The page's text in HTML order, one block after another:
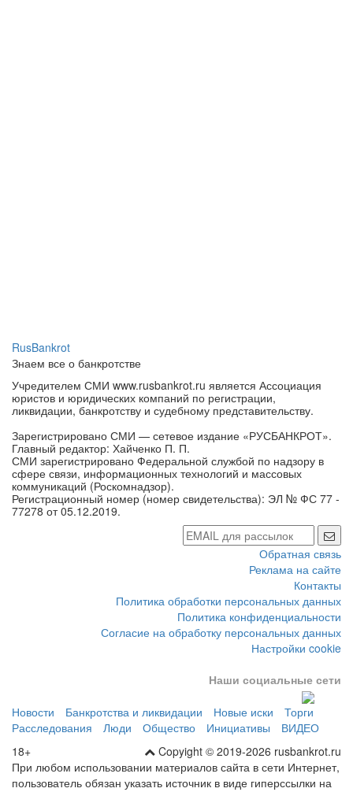
RusBankrot
Знаем все о банкротстве
Учредителем СМИ www.rusbankrot.ru является Ассоциация
юристов и юридических компаний по регистрации,
ликвидации, банкротству и судебному представительству.
Зарегистрировано СМИ — сетевое издание «РУСБАНКРОТ».
Главный редактор: Хайченко П. П.
СМИ зарегистрировано Федеральной службой по надзору в
сфере связи, информационных технологий и массовых
коммуникаций (Роскомнадзор).
Регистрационный номер (номер свидетельства): ЭЛ № ФС 77 -
77278 от 05.12.2019.
Обратная связь
Реклама на сайте
Контакты
Политика обработки персональных данных
Политика конфиденциальности
Согласие на обработку персональных данных
Настройки cookie
Наши социальные сети
Новости Банкротства и ликвидации Новые иски
Торги
Расследования
Люди Общество Инициативы
ВИДЕО
Copyight © 2019-2026 rusbankrot.ru
18+
При любом использовании материалов сайта в сети Интернет,
пользователь обязан указать источник в виде гиперссылки на